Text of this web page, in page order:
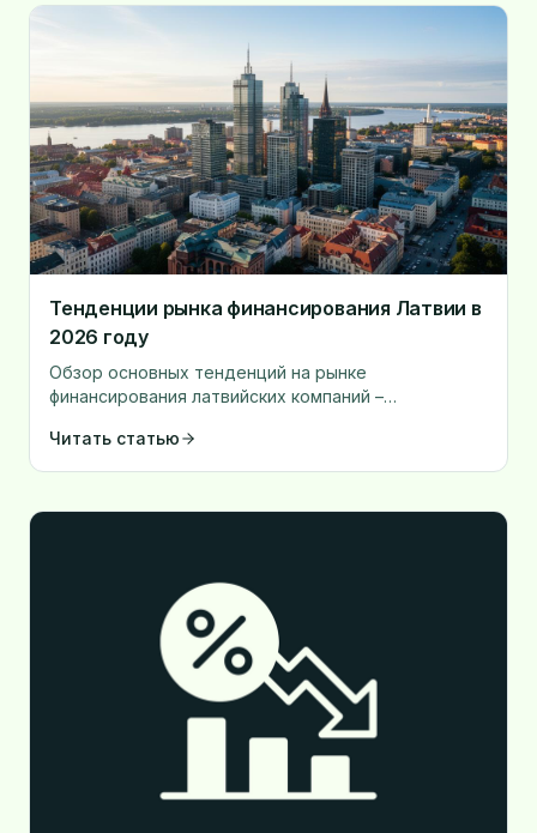
Тенденции рынка финансирования Латвии в
2026 году
Обзор основных тенденций на рынке
финансирования латвийских компаний –
рынка.
Читать статью